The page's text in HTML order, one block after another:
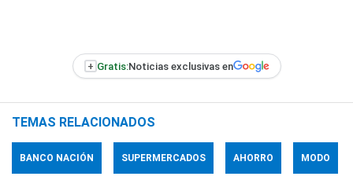
+ Gratis:Noticias exclusivas en
TEMAS RELACIONADOS
BANCO NACIÓN SUPERMERCADOS AHORRO MODO